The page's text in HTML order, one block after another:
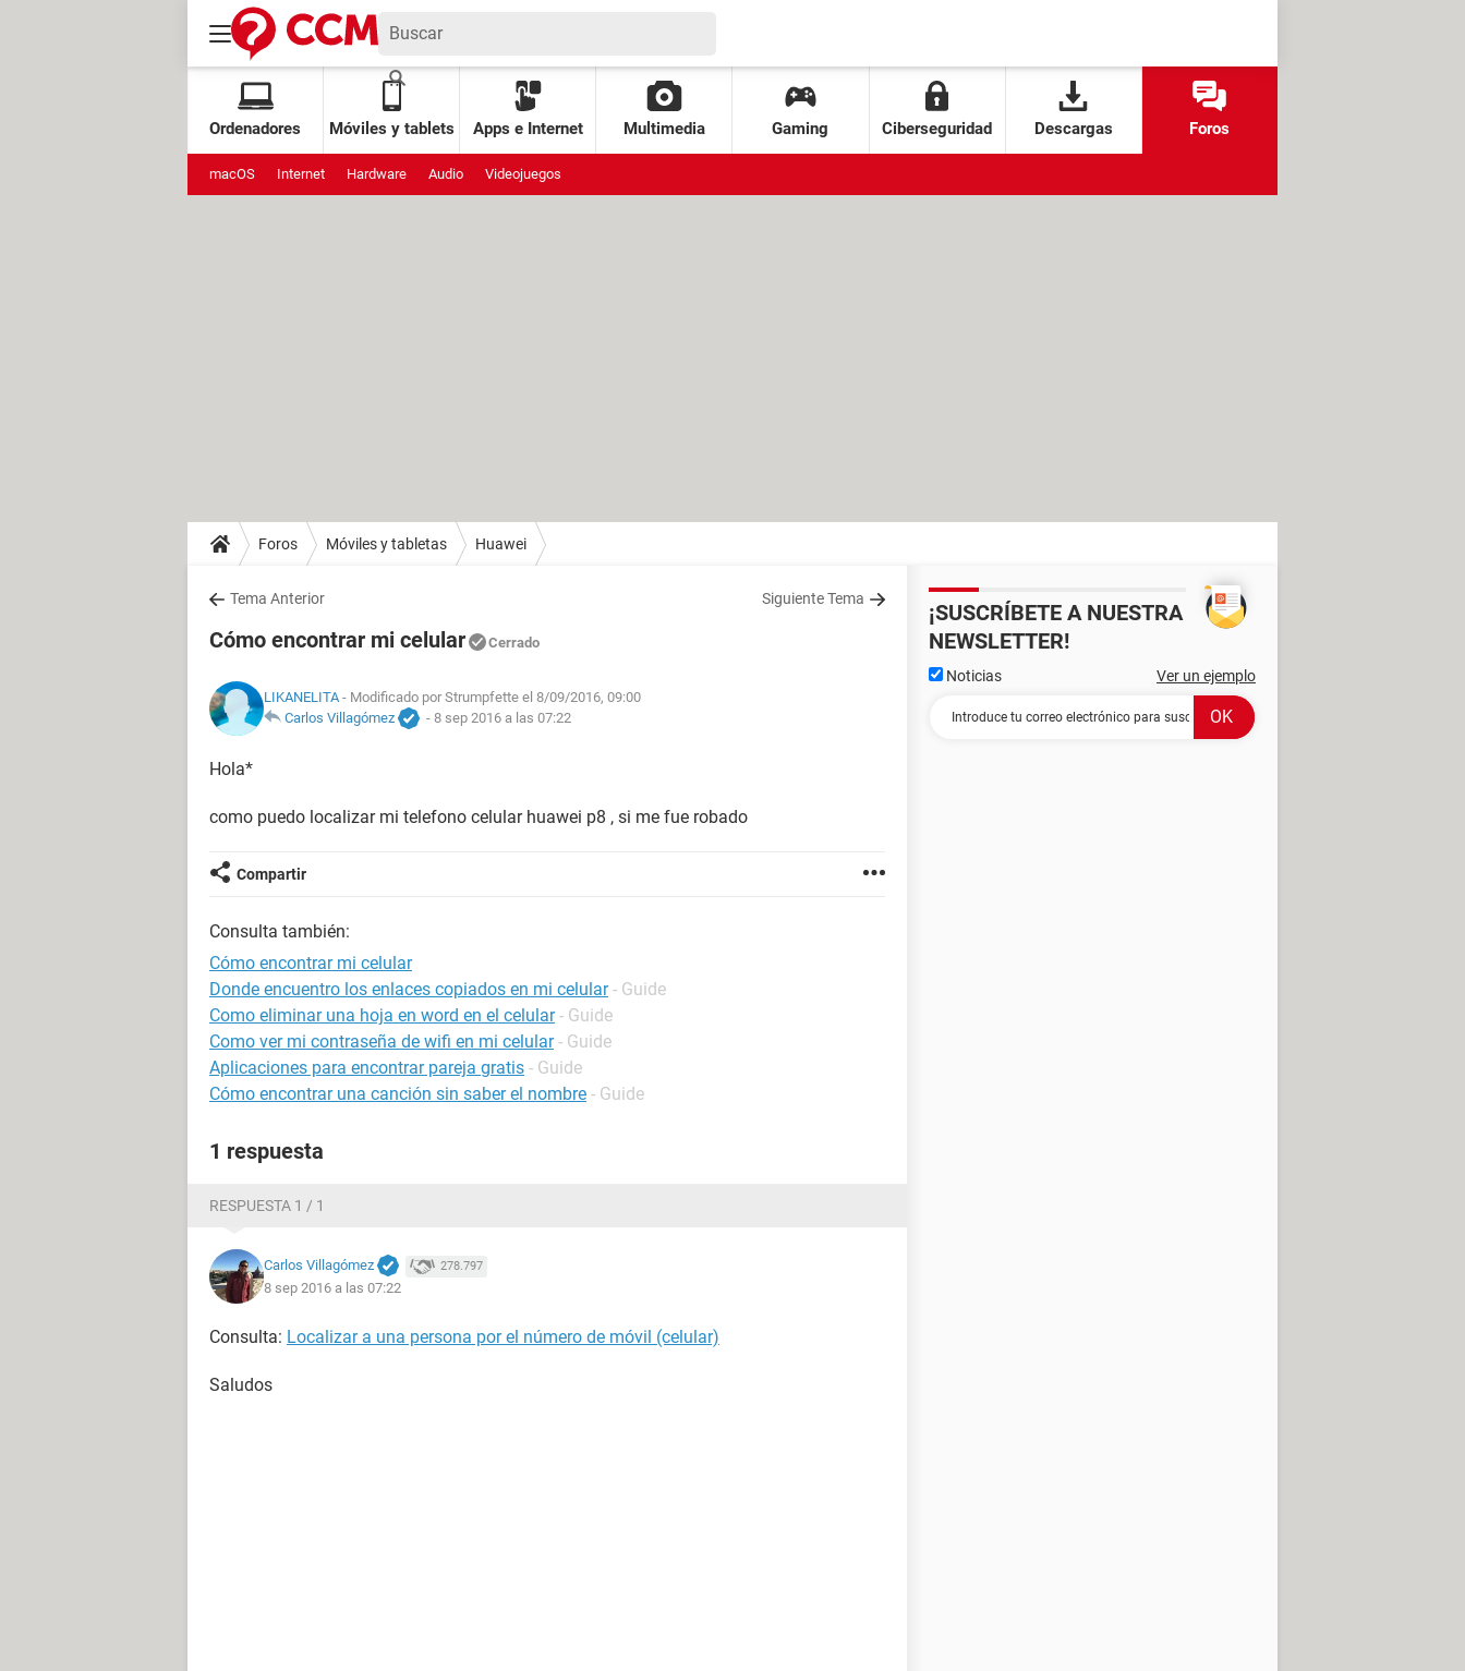
Ordenadores Móviles y tablets Apps e Internet Multimedia Gaming Ciberseguridad Descargas Foros
macOS Internet Hardware Audio Videojuegos
Foros Móviles y tabletas Huawei
Tema Anterior Siguiente Tema
Cómo encontrar mi celular Cerrado
LIKANELITA - Modificado por Strumpfette el 8/09/2016, 09:00
Carlos Villagómez
- 8 sep 2016 a las 07:22
Hola*
como puedo localizar mi telefono celular huawei p8 , si me fue robado
Compartir
Consulta también:
Cómo encontrar mi celular
Donde encuentro los enlaces copiados en mi celular - Guide
Como eliminar una hoja en word en el celular - Guide
Como ver mi contraseña de wifi en mi celular - Guide
Aplicaciones para encontrar pareja gratis - Guide
Cómo encontrar una canción sin saber el nombre - Guide
1 respuesta
RESPUESTA 1 / 1
Carlos Villagómez 278.797
8 sep 2016 a las 07:22
Consulta: Localizar a una persona por el número de móvil (celular)
Saludos
¡SUSCRÍBETE A NUESTRA
NEWSLETTER!
Noticias Ver un ejemplo